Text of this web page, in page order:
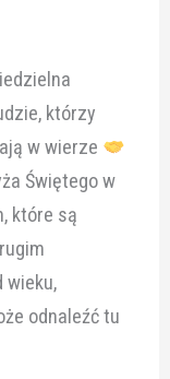
którzy
w wierze
Świętego w
które są
wieku,
odnaleźć tu